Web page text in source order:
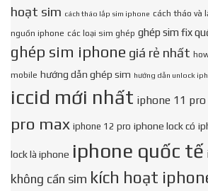
hoạt sim cách tháo lắp sim iphone cách tháo và
nguồn iphone các loại sim ghép ghép sim fix
ghép sim iphone giá rẻ nhất
mobile hướng dẫn ghép sim hướng dẫn unlock
iccid mới nhất iphone 11 pro
pro max iphone 12 pro iphone lock có
lock là iphone iphone quốc tế
không cần sim kích hoạt